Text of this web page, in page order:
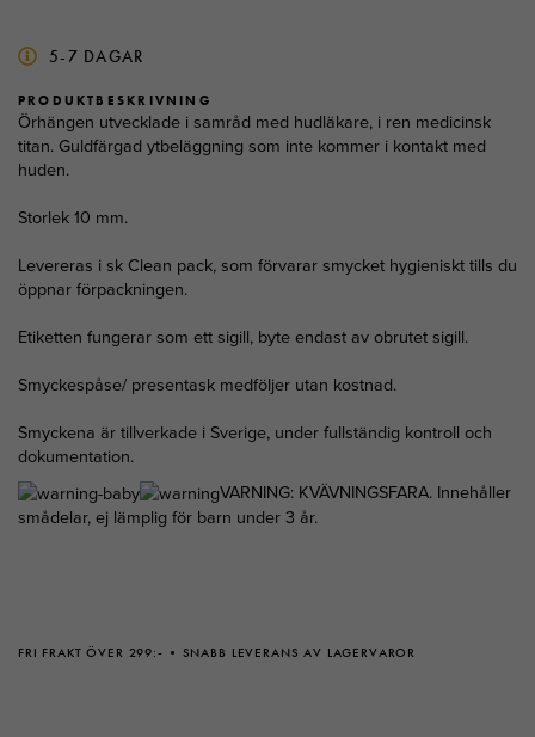
PRODUKTBESKRIVNING
Örhängen utvecklade i samråd med hudläkare, i ren medicinsk
titan. Guldfärgad ytbeläggning som inte kommer i kontakt med
huden.
Storlek 10 mm.
Levereras i sk Clean pack, som förvarar smycket hygieniskt tills du
öppnar förpackningen.
Etiketten fungerar som ett sigill, byte endast av obrutet sigill.
Smyckespåse/ presentask medföljer utan kostnad.
Smyckena är tillverkade i Sverige, under fullständig kontroll och
dokumentation.
VARNING: KVÄVNINGSFARA. Innehåller
smådelar, ej lämplig för barn under 3 år.
5-7 DAGAR
FRI FRAKT ÖVER 299:- SNABB LEVERANS AV LAGERVAROR